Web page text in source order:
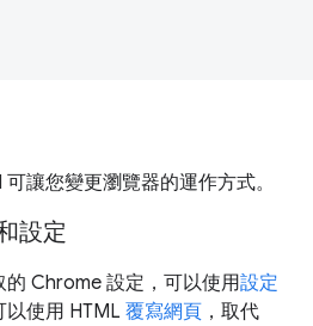
讓您變更瀏覽器的運作方式。
設定
Chrome 設定，可以使用設定
使用 HTML 覆寫網頁 ，取代